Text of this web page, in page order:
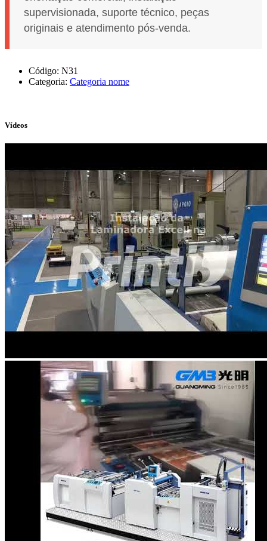
supervisionada, suporte técnico, peças
originais e atendimento pós-venda.
Código: N31
Categoria: Categoria nome
Vídeos